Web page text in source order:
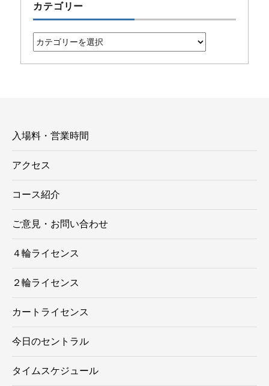
カテゴリー
カ
テ
ゴ
入場料・営業時間
アクセス
コース紹介
ご意見・お問い合わせ
４輪ライセンス
２輪ライセンス
カートライセンス
今日のセントラル
タイムスケジュール